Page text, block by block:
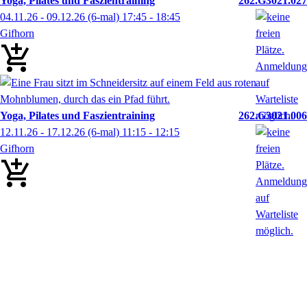
04.11.26 - 09.12.26 (6-mal) 17:45 - 18:45
Gifhorn
Yoga, Pilates und Faszientraining
262.G3021.006
12.11.26 - 17.12.26 (6-mal) 11:15 - 12:15
Gifhorn